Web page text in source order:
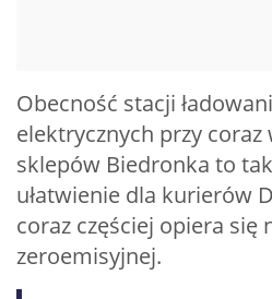
Obecność stacji
elektrycznych przy coraz
sklepów Biedronka to
ułatwienie dla kurierów
coraz częściej opiera się
zeroemisyjnej.